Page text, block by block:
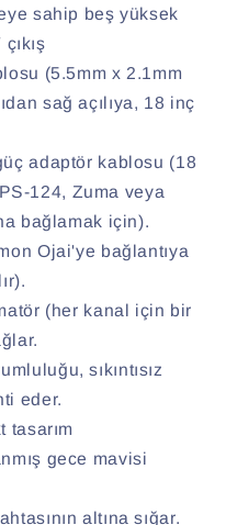
sahip beş yüksek
(5.5mm x 2.1mm
sağ açılıya, 18 inç
adaptör kablosu (18
124, Zuma veya
bağlamak için).
Ojai'ye bağlantıya
(her kanal için bir
sıkıntısız
eder.
tasarım
gece mavisi
altına sığar.